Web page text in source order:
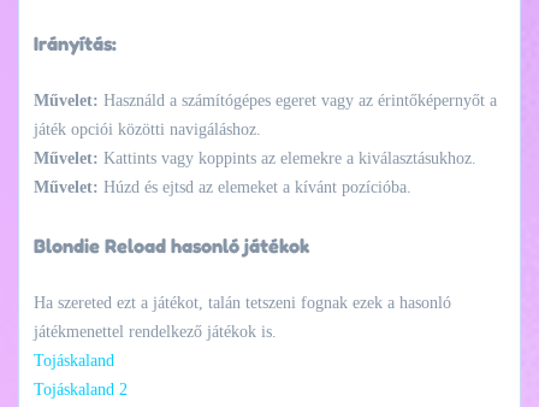
Irányítás:
Művelet: Használd a számítógépes egeret vagy az érintőképernyőt a
játék opciói közötti navigáláshoz.
Művelet: Kattints vagy koppints az elemekre a kiválasztásukhoz.
Művelet: Húzd és ejtsd az elemeket a kívánt pozícióba.
Blondie Reload hasonló játékok
Ha szereted ezt a játékot, talán tetszeni fognak ezek a hasonló
játékmenettel rendelkező játékok is.
Tojáskaland
Tojáskaland 2